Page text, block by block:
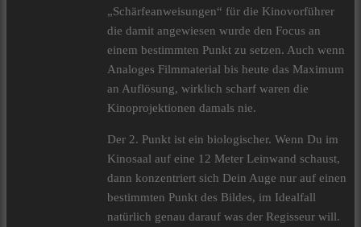
„Schärfeanweisungen“ für die Kinovorführer
die damit angewiesen wurde den Focus an
einem bestimmten Punkt zu setzen. Auch wenn
Analoges Filmmaterial bis heute das Maximum
an Auflösung, wirklich scharf waren die
Kinoprojektionen damals nie.
Der 2. Punkt ist ein biologischer. Wenn Du im
Kinosaal auf eine 12 Meter Leinwand schaust,
dann konzentriert sich Dein Auge nur auf einen
bestimmten Punkt des Bildes, im Idealfall
natürlich genau darauf was der Regisseur will.